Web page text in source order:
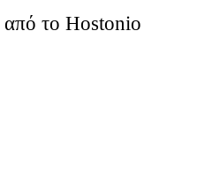
από το Hostonio